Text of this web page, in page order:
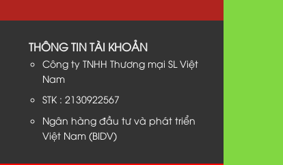
THÔNG TIN TÀI KHOẢN
Công ty TNHH Thương mại SL Việt
Nam
STK : 2130922567
Ngân hàng đầu tư và phát triển
Việt Nam (BIDV)